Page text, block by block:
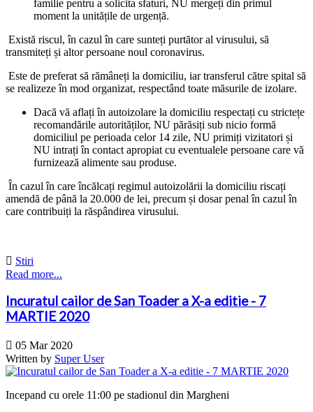
familie pentru a solicita sfaturi, NU mergeți din primul
moment la unitățile de urgență.
Există riscul, în cazul în care sunteți purtător al virusului, să
transmiteți și altor persoane noul coronavirus.
Este de preferat să rămâneți la domiciliu, iar transferul către spital să
se realizeze în mod organizat, respectând toate măsurile de izolare.
Dacă vă aflați în autoizolare la domiciliu respectați cu strictețe
recomandările autorităților, NU părăsiți sub nicio formă
domiciliul pe perioada celor 14 zile, NU primiți vizitatori și
NU intrați în contact apropiat cu eventualele persoane care vă
furnizează alimente sau produse.
În cazul în care încălcați regimul autoizolării la domiciliu riscați
amendă de până la 20.000 de lei, precum și dosar penal în cazul în
care contribuiți la răspândirea virusului.
 Stiri
Read more...
Incuratul cailor de San Toader a X-a editie - 7
MARTIE 2020
 05 Mar 2020
Written by Super User
Incepand cu orele 11:00 pe stadionul din Margheni